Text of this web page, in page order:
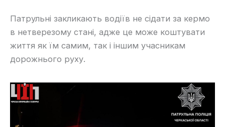
Патрульні закликають водіїв не сідати за кермо
в нетверезому стані, адже це може коштувати
життя як їм самим, так і іншим учасникам
дорожнього руху.